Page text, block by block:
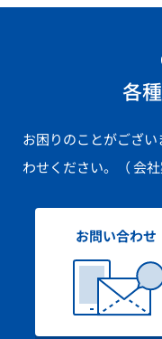
各
お困りのことがござ
わせください。
（ 会
お問い合わせ